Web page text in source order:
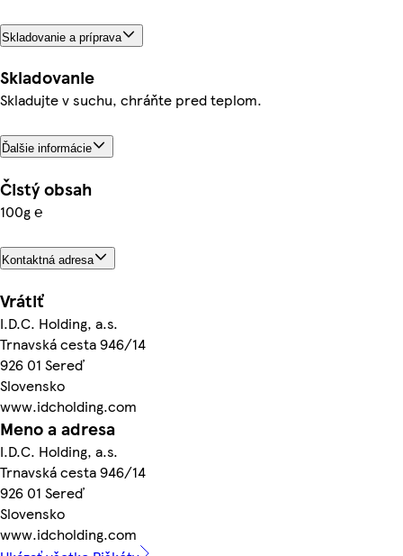
Skladovanie a príprava
Skladovanie
Skladujte v suchu, chráňte pred teplom.
Ďalšie informácie
Čistý obsah
100g ℮
Kontaktná adresa
Vrátiť
I.D.C. Holding, a.s.
Trnavská cesta 946/14
926 01 Sereď
Slovensko
www.idcholding.com
Meno a adresa
I.D.C. Holding, a.s.
Trnavská cesta 946/14
926 01 Sereď
Slovensko
www.idcholding.com